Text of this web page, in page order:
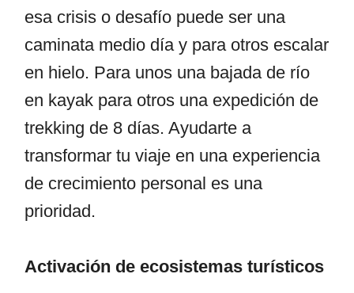
esa crisis o desafío puede ser una
caminata medio día y para otros escalar
en hielo. Para unos una bajada de río
en kayak para otros una expedición de
trekking de 8 días. Ayudarte a
transformar tu viaje en una experiencia
de crecimiento personal es una
prioridad.
Activación de ecosistemas turísticos